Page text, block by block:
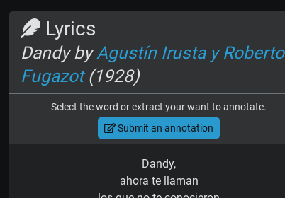
Lyrics
Dandy byAgustín Irusta y Roberto
Fugazot(1928)
Select the word or extract your want to annotate.
Submit an annotation
Dandy,
ahora te llaman